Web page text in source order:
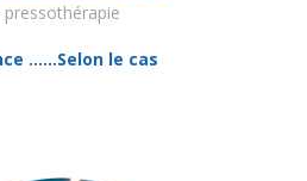
......Selon le cas